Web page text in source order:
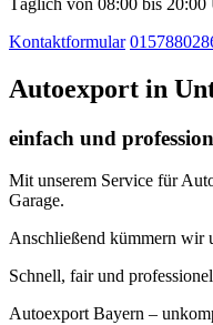
Kontaktformular
Autoexport in
einfach und
Mit unserem Service für
Garage.
Anschließend kümmern wir
Schnell, fair und
Autoexport Bayern –